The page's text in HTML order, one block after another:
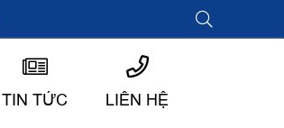
TIN TỨC LIÊN HỆ